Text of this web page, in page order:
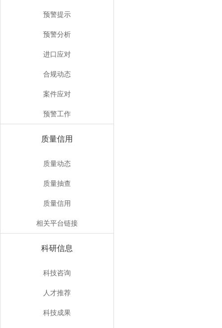
预警提示
预警分析
进口应对
合规动态
案件应对
预警工作
质量信用
质量动态
质量抽查
质量信用
相关平台链接
科研信息
科技咨询
人才推荐
科技成果